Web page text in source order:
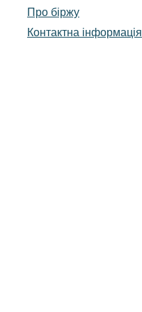
Про біржу
Контактна інформація